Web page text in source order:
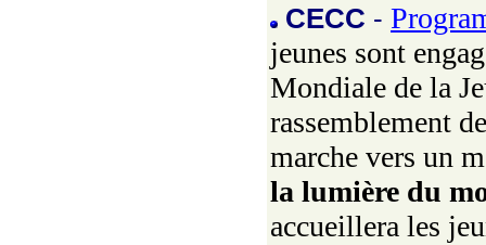
CECC -
jeunes sont
Mondiale de la
rassemblement
marche vers un
la lumière du
accueillera les